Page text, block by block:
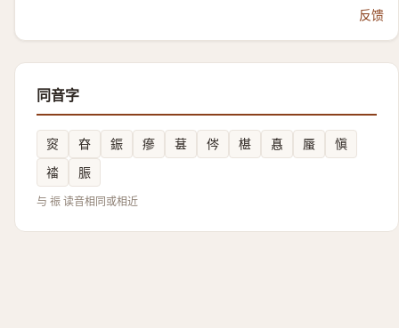
反馈
同音字
䆦 昚 鋠 瘮 葚 侺 椹 㥲 蜃
愼
䄕
脤
与 祳 读音相同或相近